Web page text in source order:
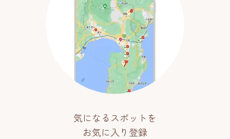
気になるスポットを
お気に入り登録